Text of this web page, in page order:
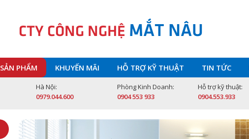
CTY CÔNG NGHỆ MẮT NÂU
SẢN PHẨM KHUYẾN MÃI HỖ TRỢ KỸ THUẬT TIN TỨC
Hà Nội:
0979.044.600
Phòng Kinh Doanh:
0904 553 933
Hỗ trợ kỹ thuật:
0904.553.933